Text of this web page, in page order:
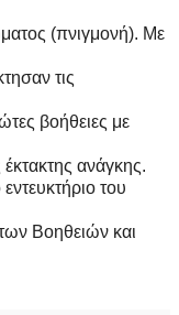
(πνιγμονή). Με
τις
βοήθειες με
ανάγκης.
του
Βοηθειών και